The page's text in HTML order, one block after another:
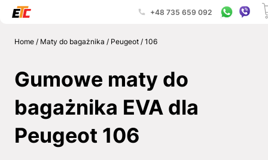
+48 735 659 092
Home/ Maty do bagażnika / Peugeot/ 106
Gumowe maty do
bagażnika EVA dla
Peugeot 106